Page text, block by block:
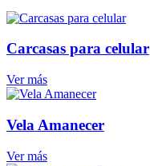
Carcasas para celular
Ver más
Vela Amanecer
Ver más